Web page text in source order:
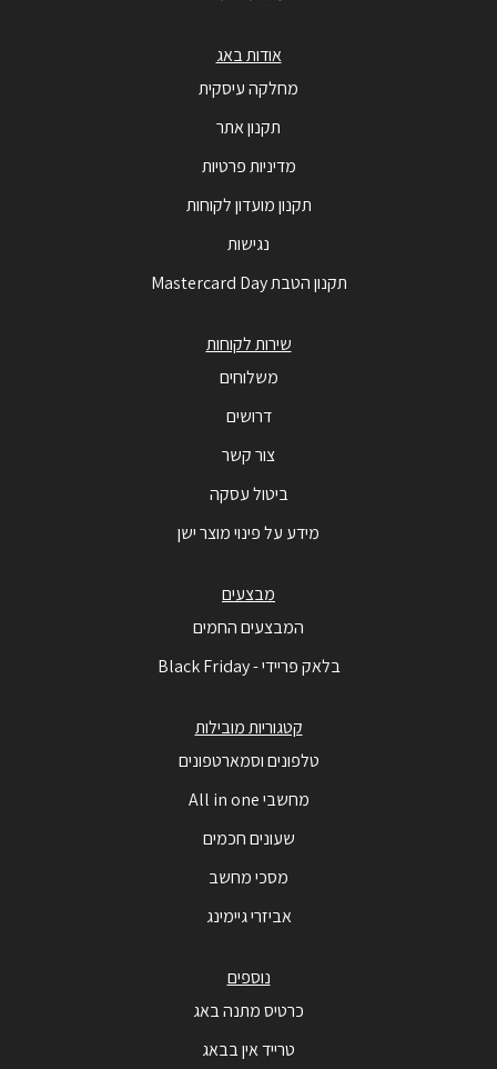
אודות באג
מחלקה עיסקית
תקנון אתר
מדיניות פרטיות
תקנון מועדון לקוחות
נגישות
תקנון הטבת Mastercard Day
שירות לקוחות
משלוחים
דרושים
צור קשר
ביטול עסקה
מידע על פינוי מוצר ישן
מבצעים
המבצעים החמים
בלאק פריידי - Black Friday
קטגוריות מובילות
טלפונים וסמארטפונים
מחשבי All in one
שעונים חכמים
מסכי מחשב
אביזרי גיימינג
נוספים
כרטיס מתנה באג
טרייד אין בבאג